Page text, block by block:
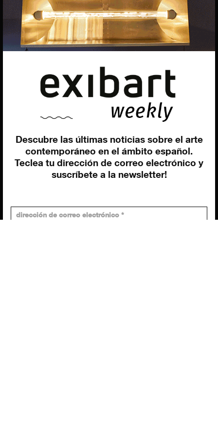
Descubre las últimas noticias sobre el arte
contemporáneo en el ámbito español.
Teclea tu dirección de correo electrónico y
suscríbete a la newsletter!
Marcello Moi
EXIBART SPAIN, S.L.U.
AVINGUDA ROMA, 12
CIF: B06956841
Suscríbete a la newsletter
Contacto
Utilizamos cookies para ofrecerte la mejor experiencia en
nuestra web.
Puedes aprender más sobre qué cookies utilizamos o